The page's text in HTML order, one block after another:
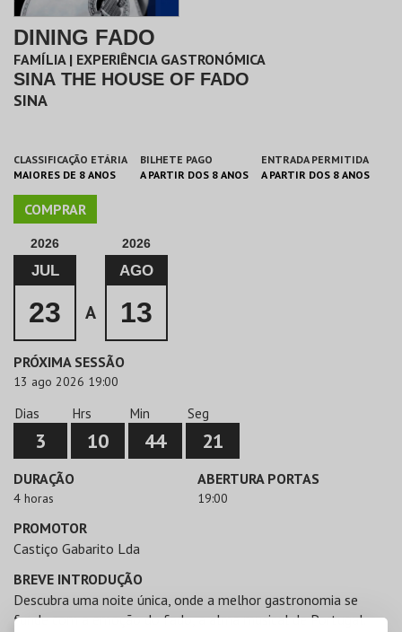
DINING FADO
FAMÍLIA | EXPERIÊNCIA GASTRONÓMICA
SINA THE HOUSE OF FADO
SINA
CLASSIFICAÇÃO ETÁRIA
MAIORES DE 8 ANOS
BILHETE PAGO
A PARTIR DOS 8 ANOS
ENTRADA PERMITIDA
A PARTIR DOS 8 ANOS
COMPRAR
2026
JUL
23 A
2026
AGO
13
PRÓXIMA SESSÃO
13 ago 2026 19:00
Dias
3
Hrs
10
Min
44
Seg
21
DURAÇÃO
4 horas
ABERTURA PORTAS
19:00
PROMOTOR
Castiço Gabarito Lda
BREVE INTRODUÇÃO
Descubra uma noite única, onde a melhor gastronomia se
funde com a emoção do fado, a alma musical de Portugal.